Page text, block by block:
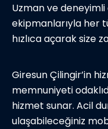
Uzman ve
ekipmanlarıyla her
hızlıca açarak size
Giresun Çilingir’in
memnuniyeti
hizmet sunar. Acil
ulaşabileceğiniz